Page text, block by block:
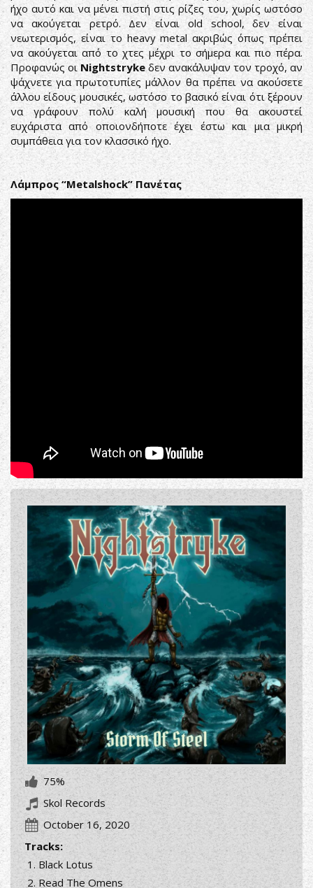
ήχο αυτό και να μένει πιστή στις ρίζες του, χωρίς ωστόσο
να ακούγεται ρετρό. Δεν είναι old school, δεν είναι
νεωτερισμός, είναι το heavy metal ακριβώς όπως πρέπει
να ακούγεται από το χτες μέχρι το σήμερα και πιο πέρα.
Προφανώς οιNightstrykeδεν ανακάλυψαν τον τροχό, αν
ψάχνετε για πρωτοτυπίες μάλλον θα πρέπει να ακούσετε
άλλου είδους μουσικές, ωστόσο το βασικό είναι ότι ξέρουν
να γράφουν πολύ καλή μουσική που θα ακουστεί
ευχάριστα από οποιονδήποτε έχει έστω και μια μικρή
συμπάθεια για τον κλασσικό ήχο.
Λάμπρος “Metalshock” Πανέτας
75%
Skol Records
October 16, 2020
Tracks:
Black Lotus
Read The Omens